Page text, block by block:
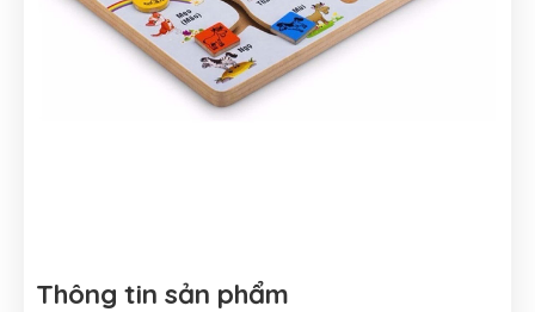
Thông tin sản phẩm